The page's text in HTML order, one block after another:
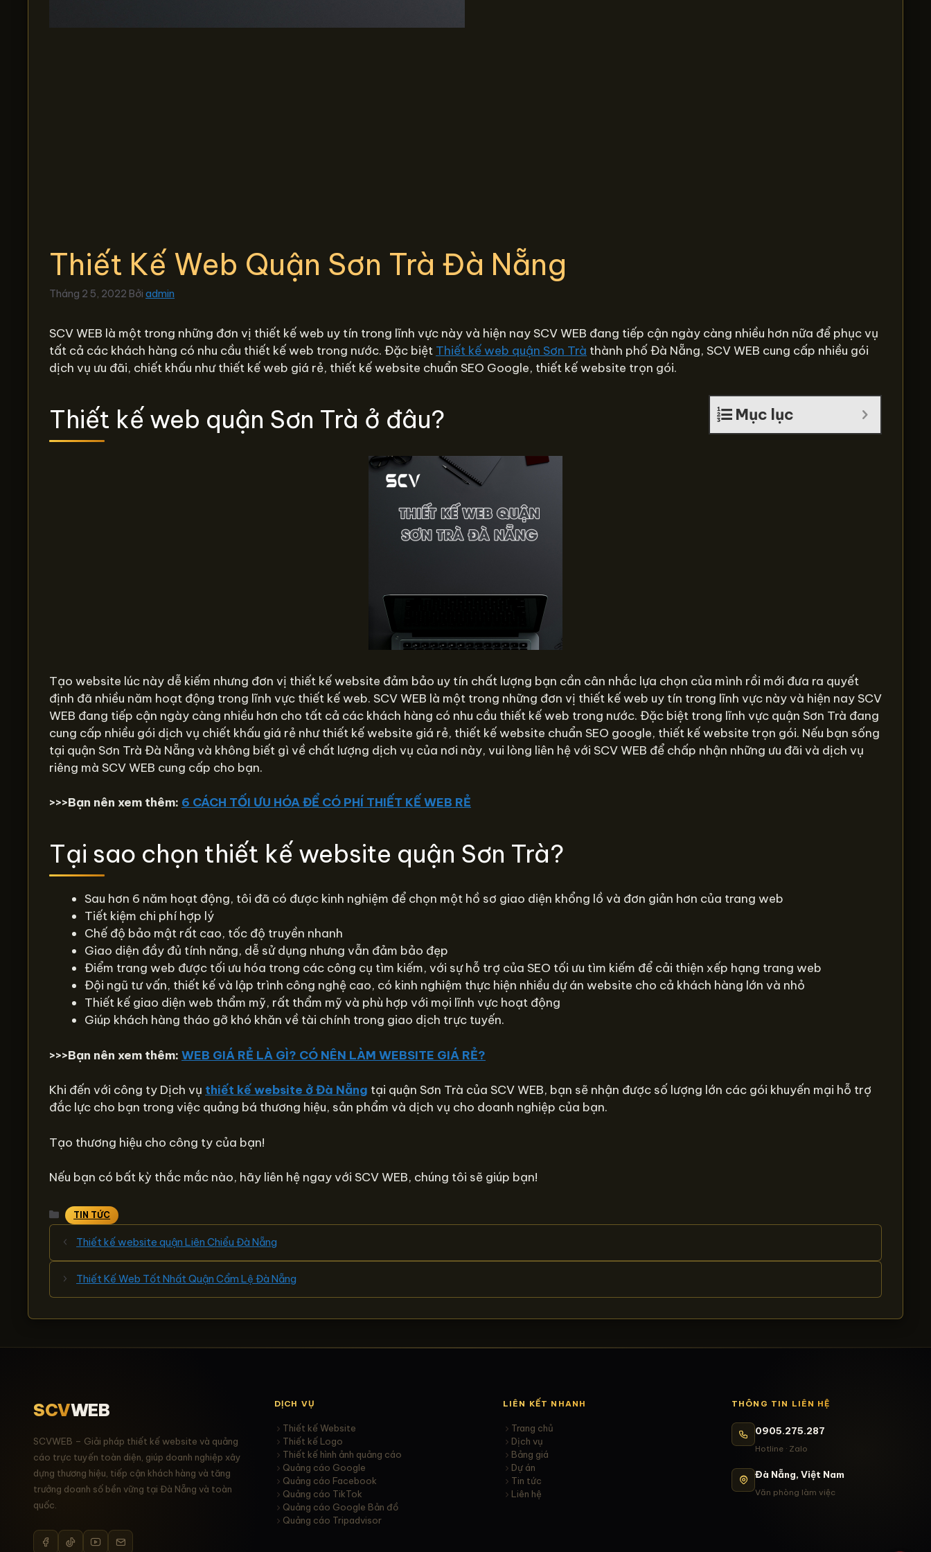
Thiết Kế Web Quận Sơn Trà Đà Nẵng
Tháng 2 5, 2022 Bởi admin
SCV WEB là một trong những đơn vị thiết kế web uy tín trong lĩnh vực này và hiện nay SCV WEB đang tiếp cận ngày càng nhiều hơn nữa để phục vụ
tất cả các khách hàng có nhu cầu thiết kế web trong nước. Đặc biệt Thiết kế web quận Sơn Trà thành phố Đà Nẵng, SCV WEB cung cấp nhiều gói
dịch vụ ưu đãi, chiết khấu như thiết kế web giá rẻ, thiết kế website chuẩn SEO Google, thiết kế website trọn gói.
Mục lục
Thiết kế web quận Sơn Trà ở đâu?
Tạo website lúc này dễ kiếm nhưng đơn vị thiết kế website đảm bảo uy tín chất lượng bạn cần cân nhắc lựa chọn của mình rồi mới đưa ra quyết
định đã nhiều năm hoạt động trong lĩnh vực thiết kế web. SCV WEB là một trong những đơn vị thiết kế web uy tín trong lĩnh vực này và hiện nay SCV
WEB đang tiếp cận ngày càng nhiều hơn cho tất cả các khách hàng có nhu cầu thiết kế web trong nước. Đặc biệt trong lĩnh vực quận Sơn Trà đang
cung cấp nhiều gói dịch vụ chiết khấu giá rẻ như thiết kế website giá rẻ, thiết kế website chuẩn SEO google, thiết kế website trọn gói. Nếu bạn sống
tại quận Sơn Trà Đà Nẵng và không biết gì về chất lượng dịch vụ của nơi này, vui lòng liên hệ với SCV WEB để chấp nhận những ưu đãi và dịch vụ
riêng mà SCV WEB cung cấp cho bạn.
>>>Bạn nên xem thêm: 6 CÁCH TỐI ƯU HÓA ĐỂ CÓ PHÍ THIẾT KẾ WEB RẺ
Tại sao chọn thiết kế website quận Sơn Trà?
Sau hơn 6 năm hoạt động, tôi đã có được kinh nghiệm để chọn một hồ sơ giao diện khổng lồ và đơn giản hơn của trang web
Tiết kiệm chi phí hợp lý
Chế độ bảo mật rất cao, tốc độ truyền nhanh
Giao diện đầy đủ tính năng, dễ sử dụng nhưng vẫn đảm bảo đẹp
Điểm trang web được tối ưu hóa trong các công cụ tìm kiếm, với sự hỗ trợ của SEO tối ưu tìm kiếm để cải thiện xếp hạng trang web
Đội ngũ tư vấn, thiết kế và lập trình công nghệ cao, có kinh nghiệm thực hiện nhiều dự án website cho cả khách hàng lớn và nhỏ
Thiết kế giao diện web thẩm mỹ, rất thẩm mỹ và phù hợp với mọi lĩnh vực hoạt động
Giúp khách hàng tháo gỡ khó khăn về tài chính trong giao dịch trực tuyến.
>>>Bạn nên xem thêm: WEB GIÁ RẺ LÀ GÌ? CÓ NÊN LÀM WEBSITE GIÁ RẺ?
Khi đến với công ty Dịch vụ thiết kế website ở Đà Nẵng tại quận Sơn Trà của SCV WEB, bạn sẽ nhận được số lượng lớn các gói khuyến mại hỗ trợ
đắc lực cho bạn trong việc quảng bá thương hiệu, sản phẩm và dịch vụ cho doanh nghiệp của bạn.
Tạo thương hiệu cho công ty của bạn!
Nếu bạn có bất kỳ thắc mắc nào, hãy liên hệ ngay với SCV WEB, chúng tôi sẽ giúp bạn!
Danh
mục
TIN TỨC
Thiết kế website quận Liên Chiểu Đà Nẵng
Thiết Kế Web Tốt Nhất Quận Cẩm Lệ Đà Nẵng
SCVWEB
SCVWEB – Giải pháp thiết kế website và quảng
cáo trực tuyến toàn diện, giúp doanh nghiệp xây
dựng thương hiệu, tiếp cận khách hàng và tăng
trưởng doanh số bền vững tại Đà Nẵng và toàn
quốc.
DỊCH VỤ
Thiết kế Website
Thiết kế Logo
Thiết kế hình ảnh quảng cáo
Quảng cáo Google
Quảng cáo Facebook
Quảng cáo TikTok
Quảng cáo Google Bản đồ
Quảng cáo Tripadvisor
LIÊN KẾT NHANH
Trang chủ
Dịch vụ
Bảng giá
Dự án
Tin tức
Liên hệ
THÔNG TIN LIÊN HỆ
0905.275.287
Hotline · Zalo
Đà Nẵng, Việt Nam
Văn phòng làm việc